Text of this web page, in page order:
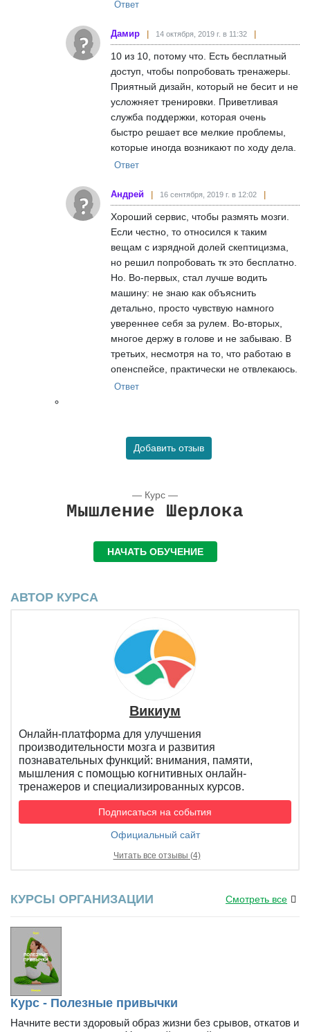
Ответ
Дамир 14 октября, 2019 г. в 11:32
10 из 10, потому что. Есть бесплатный
доступ, чтобы попробовать тренажеры.
Приятный дизайн, который не бесит и не
усложняет тренировки. Приветливая
служба поддержки, которая очень
быстро решает все мелкие проблемы,
которые иногда возникают по ходу дела.
Ответ
Андрей 16 сентября, 2019 г. в 12:02
Хороший сервис, чтобы размять мозги.
Если честно, то относился к таким
вещам с изрядной долей скептицизма,
но решил попробовать тк это бесплатно.
Но. Во-первых, стал лучше водить
машину: не знаю как объяснить
детально, просто чувствую намного
увереннее себя за рулем. Во-вторых,
многое держу в голове и не забываю. В
третьих, несмотря на то, что работаю в
опенспейсе, практически не отвлекаюсь.
Ответ
Добавить отзыв
— Курс —
Мышление Шерлока
НАЧАТЬ ОБУЧЕНИЕ
АВТОР КУРСА
Викиум
Онлайн-платформа для улучшения
производительности мозга и развития
познавательных функций: внимания, памяти,
мышления с помощью когнитивных онлайн-
тренажеров и специализированных курсов.
Подписаться на события
Официальный сайт
Читать все отзывы (4)
КУРСЫ ОРГАНИЗАЦИИ Смотреть все
Курс - Полезные привычки
Начните вести здоровый образ жизни без срывов, откатов и